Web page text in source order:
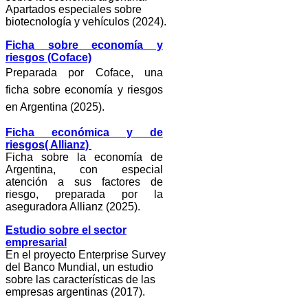
Apartados especiales sobre
biotecnología y vehículos (2024).
Ficha sobre economía y
riesgos (Coface)
Preparada por Coface, una
ficha sobre economía y riesgos
en Argentina (2025).
Ficha económica y de
riesgos( Allianz)
Ficha sobre la economía de
Argentina, con especial
atención a sus factores de
riesgo, preparada por la
aseguradora Allianz (2025).
Estudio sobre el sector
empresarial
En el proyecto Enterprise Survey
del Banco Mundial, un estudio
sobre las características de las
empresas argentinas (2017).